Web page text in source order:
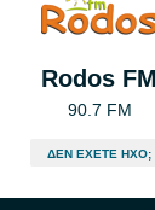
Rodos FM
90.7 FM
ΔΕΝ ΈΧΕΤΕ ΉΧΟ;